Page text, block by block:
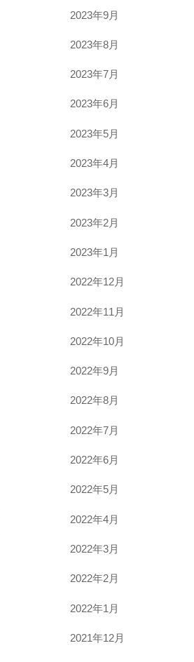
2023年9月
2023年8月
2023年7月
2023年6月
2023年5月
2023年4月
2023年3月
2023年2月
2023年1月
2022年12月
2022年11月
2022年10月
2022年9月
2022年8月
2022年7月
2022年6月
2022年5月
2022年4月
2022年3月
2022年2月
2022年1月
2021年12月